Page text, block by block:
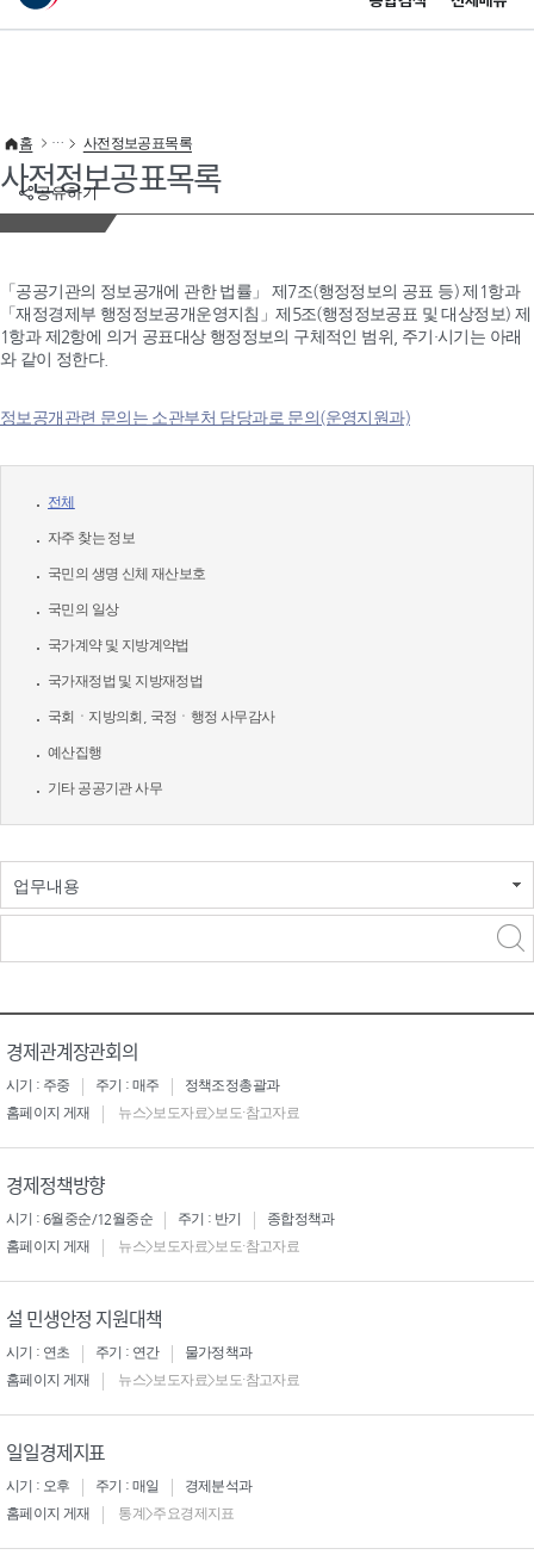
이 누리집은 대한민국 공식 전자정부 누리집입니다.
공유하기
홈 사전정보공표목록
사전정보공표목록
「공공기관의 정보공개에 관한 법률」 제7조(행정정보의 공표 등) 제1항과
「재정경제부 행정정보공개운영지침」제5조(행정정보공표 및 대상정보) 제
1항과 제2항에 의거 공표대상 행정정보의 구체적인 범위, 주기·시기는 아래
와 같이 정한다.
정보공개관련 문의는 소관부처 담당과로 문의(운영지원과)
전체
자주 찾는 정보
국민의 생명 신체 재산보호
국민의 일상
국가계약 및 지방계약법
국가재정법 및 지방재정법
국회ㆍ지방의회, 국정ㆍ행정 사무감사
예산집행
기타 공공기관 사무
업무내용
경제관계장관회의
시기 : 주중 주기 : 매주
정책조정총괄과
홈페이지 게재
뉴스>보도자료>보도·참고자료
경제정책방향
시기 : 6월중순/12월중순 주기 : 반기
종합정책과
홈페이지 게재
뉴스>보도자료>보도·참고자료
설 민생안정 지원대책
시기 : 연초 주기 : 연간
물가정책과
홈페이지 게재
뉴스>보도자료>보도·참고자료
일일경제지표
시기 : 오후 주기 : 매일
경제분석과
홈페이지 게재
통계>주요경제지표